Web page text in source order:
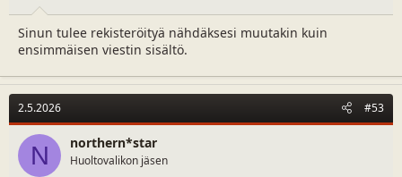
Sinun tulee rekisteröityä nähdäksesi muutakin kuin
ensimmäisen viestin sisältö.
2.5.2026 #53
N northern*star
Huoltovalikon jäsen